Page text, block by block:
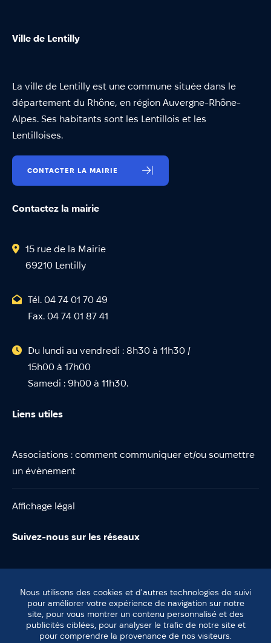
Ville de Lentilly
La ville de Lentilly est une commune située dans le
département du Rhône, en région Auvergne-Rhône-
Alpes. Ses habitants sont les Lentillois et les
Lentilloises.
CONTACTER LA MAIRIE
Contactez la mairie
15 rue de la Mairie
69210 Lentilly
Tél. 04 74 01 70 49
Fax. 04 74 01 87 41
Du lundi au vendredi : 8h30 à 11h30 /
15h00 à 17h00
Samedi : 9h00 à 11h30.
Liens utiles
Associations : comment communiquer et/ou soumettre
un évènement
Affichage légal
Suivez-nous sur les réseaux
© Lentilly
Plan du site
Nous utilisons des cookies et d'autres technologies de suivi
pour améliorer votre expérience de navigation sur notre
site, pour vous montrer un contenu personnalisé et des
publicités ciblées, pour analyser le trafic de notre site et
pour comprendre la provenance de nos visiteurs.